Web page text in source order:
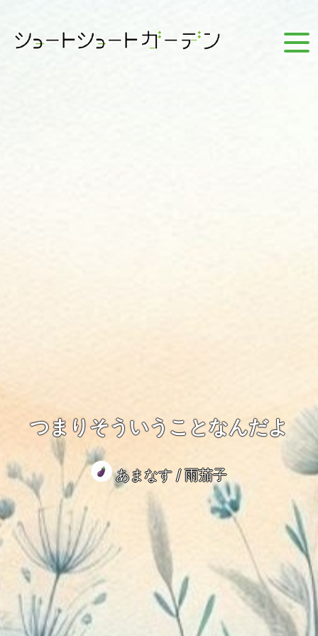
つまりそういうことなんだよ
あまなす / 雨茄子